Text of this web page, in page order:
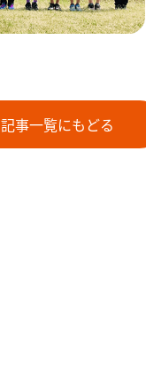
記事一覧にもどる